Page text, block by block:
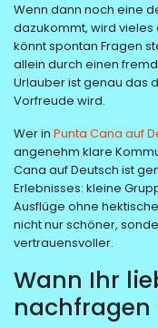
Wenn dann noch eine
dazukommt, wird vieles
könnt spontan Fragen
allein durch einen
Urlauber ist genau das
Vorfreude wird.
Wer in Punta Cana auf
angenehm klare
Cana auf Deutsch ist
Erlebnisses: kleine
Ausflüge ohne
nicht nur schöner,
vertrauensvoller.
Wann Ihr
nachfragen